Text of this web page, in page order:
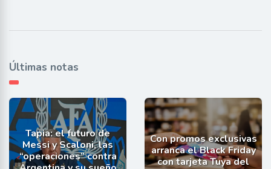
Últimas notas
Tapia: el futuro de
Messi y Scaloni, las
“operaciones” contra
Con promos exclusivas
arranca el Black Friday
con tarjeta Tuya del